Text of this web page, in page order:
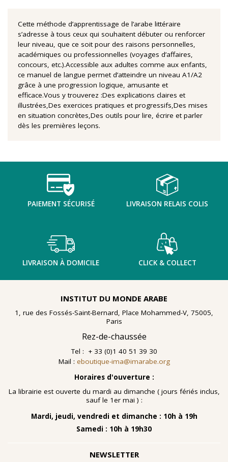
Cette méthode d’apprentissage de l’arabe littéraire
s’adresse à tous ceux qui souhaitent débuter ou renforcer
leur niveau, que ce soit pour des raisons personnelles,
académiques ou professionnelles (voyages d’affaires,
concours, etc.).Accessible aux adultes comme aux enfants,
ce manuel de langue permet d’atteindre un niveau A1/A2
grâce à une progression logique, amusante et
efficace.Vous y trouverez :Des explications claires et
illustrées,Des exercices pratiques et progressifs,Des mises
en situation concrètes,Des outils pour lire, écrire et parler
dès les premières leçons.
PAIEMENT SÉCURISÉ LIVRAISON RELAIS COLIS
LIVRAISON À DOMICILE CLICK & COLLECT
INSTITUT DU MONDE ARABE
1, rue des Fossés-Saint-Bernard, Place Mohammed-V, 75005,
Paris
Rez-de-chaussée
Tel : + 33 (0)1 40 51 39 30
Mail : eboutique-ima@imarabe.org
Horaires d'ouverture :
La librairie est ouverte du mardi au dimanche ( jours fériés inclus,
sauf le 1er mai ) :
Mardi, jeudi, vendredi et dimanche : 10h à 19h
Samedi : 10h à 19h30
NEWSLETTER